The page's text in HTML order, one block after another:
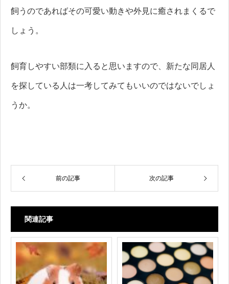
飼うのであればその可愛い動きや外見に癒されまくるで
しょう。
飼育しやすい部類に入ると思いますので、新たな同居人
を探している人は一考してみてもいいのではないでしょ
うか。
前の記事 次の記事
関連記事